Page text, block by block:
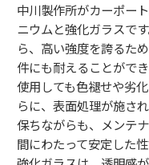
中川製作所がカーポー
ニウムと強化ガラスで
ら、高い強度を誇るた
件にも耐えることがで
使用しても色褪せや劣
らに、表面処理が施さ
保ちながらも、メンテ
間にわたって安定した